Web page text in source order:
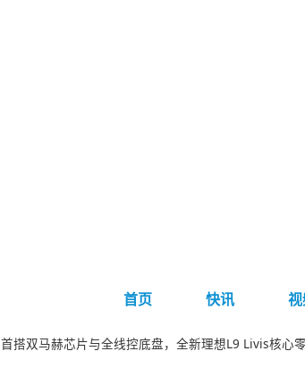
首页
快讯
首搭双马赫芯片与全线控底盘，全新理想L9 Livis核心